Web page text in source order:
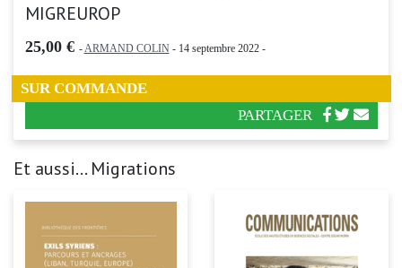
MIGREUROP
25,00 € - ARMAND COLIN- 14 septembre 2022 -
SUR COMMANDE
PARTAGER
Et aussi... Migrations